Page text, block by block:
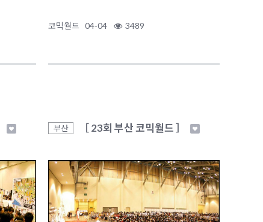
코믹월드 04-04 3489
부산 ［ 23회 부산 코믹월드 ］